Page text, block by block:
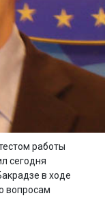
работы
сегодня
в ходе
вопросам